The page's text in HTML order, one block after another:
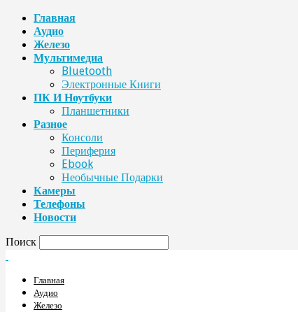
Главная
Аудио
Железо
Мультимедиа
Bluetooth
Электронные Книги
ПК И Ноутбуки
Планшетники
Разное
Консоли
Периферия
Ebook
Необычные Подарки
Камеры
Телефоны
Новости
Поиск
Главная
Аудио
Железо